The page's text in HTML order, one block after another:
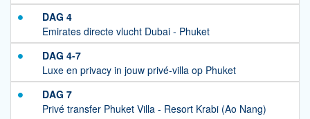
DAG 4
Emirates directe vlucht Dubai - Phuket
DAG 4-7
Luxe en privacy in jouw privé-villa op Phuket
DAG 7
Privé transfer Phuket Villa - Resort Krabi (Ao Nang)